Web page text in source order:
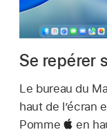
Se repérer
Le bureau du
haut de l’écran
Pomme
en